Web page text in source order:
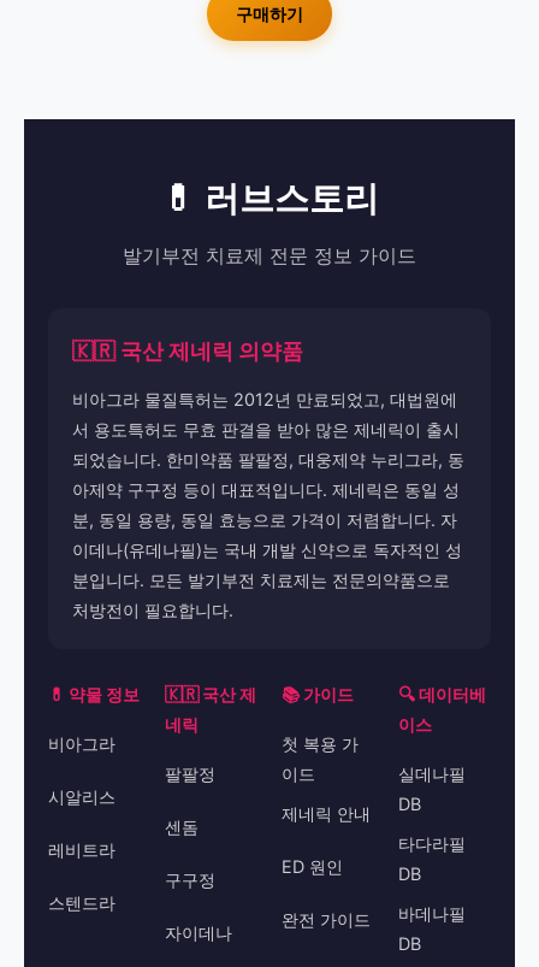
구매하기
💊 러브스토리
발기부전 치료제 전문 정보 가이드
🇰🇷 국산 제네릭 의약품
비아그라 물질특허는 2012년 만료되었고, 대법원에
서 용도특허도 무효 판결을 받아 많은 제네릭이 출시
되었습니다. 한미약품 팔팔정, 대웅제약 누리그라, 동
아제약 구구정 등이 대표적입니다. 제네릭은 동일 성
분, 동일 용량, 동일 효능으로 가격이 저렴합니다. 자
이데나(유데나필)는 국내 개발 신약으로 독자적인 성
분입니다. 모든 발기부전 치료제는 전문의약품으로
처방전이 필요합니다.
💊 약물 정보
비아그라
시알리스
레비트라
스텐드라
🇰🇷 국산 제
네릭
팔팔정
센돔
구구정
자이데나
📚 가이드
첫 복용 가
이드
제네릭 안내
ED 원인
완전 가이드
🔍 데이터베
이스
실데나필
DB
타다라필
DB
바데나필
DB